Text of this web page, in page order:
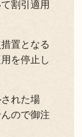
割引適用
置となる
を停止し
れた場
ので御注